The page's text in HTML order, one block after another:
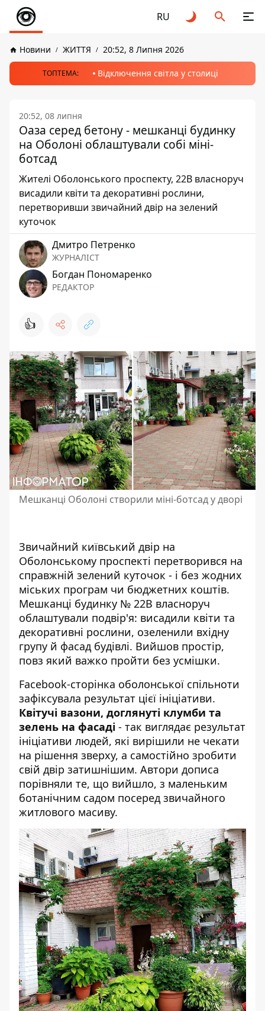
RU
Новини ЖИТТЯ 20:52, 8 Липня 2026
ТОПТЕМА: Відключення світла у столиці
20:52, 08 липня
Оаза серед бетону - мешканці будинку
на Оболоні облаштували собі міні-
ботсад
Жителі Оболонського проспекту, 22В власноруч
висадили квіти та декоративні рослини,
перетворивши звичайний двір на зелений
куточок
Дмитро Петренко
ЖУРНАЛІСТ
Богдан Пономаренко
РЕДАКТОР
👍
Мешканці Оболоні створили міні-ботсад у дворі
Звичайний київський двір на
Оболонському проспекті перетворився на
справжній зелений куточок - і без жодних
міських програм чи бюджетних коштів.
Мешканці будинку № 22В власноруч
облаштували подвір'я: висадили квіти та
декоративні рослини, озеленили вхідну
групу й фасад будівлі. Вийшов простір,
повз який важко пройти без усмішки.
Facebook-сторінка оболонської спільноти
зафіксувала результат цієї ініціативи.
Квітучі вазони, доглянуті клумби та
зелень на фасаді - так виглядає результат
ініціативи людей, які вирішили не чекати
на рішення зверху, а самостійно зробити
свій двір затишнішим. Автори дописа
порівняли те, що вийшло, з маленьким
ботанічним садом посеред звичайного
житлового масиву.